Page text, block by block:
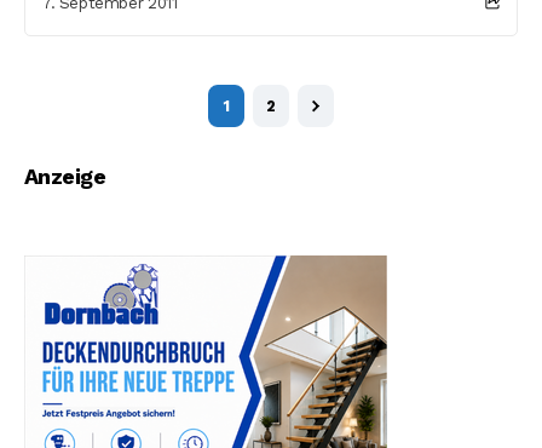
1 2
Anzeige